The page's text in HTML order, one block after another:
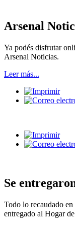
Arsenal
Ya podés disfrutar
Arsenal Noticias.
Leer más...
Se
Todo lo recaudado
entregado al Hogar